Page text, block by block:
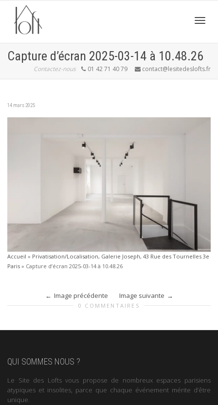
Capture d’écran 2025-03-14 à 10.48.26
Contactez-nous 01 42 71 40 79 contact@lesitedeslofts.fr
14 mars 2025
Accueil » Privatisation/Localisation, Galerie Joseph, 43 Rue des Tournelles 3e
Paris » Capture d’écran 2025-03-14 à 10.48.26
Image précédente Image suivante
0 COMMENTAIRES
QUI SOMMES NOUS ?
Le Site des Lofts vous propose de nombreux espaces parisiens
atypiques et insolites, parce que chaque événement mérite d’être
unique.